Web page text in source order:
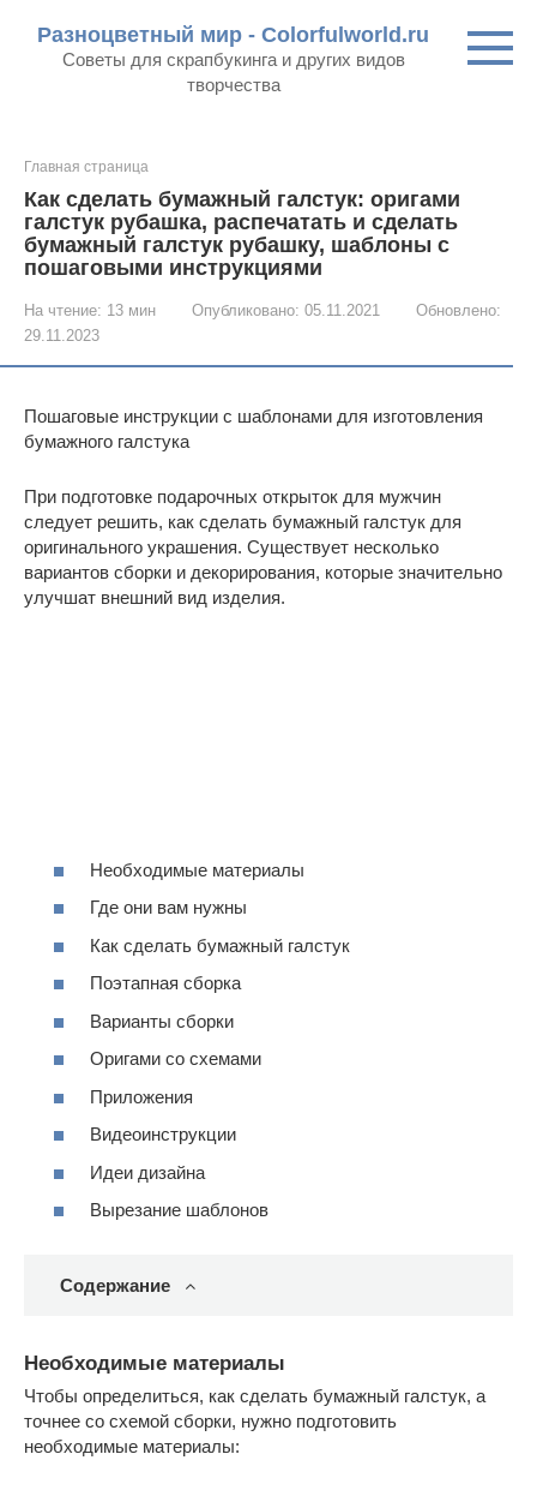
контенту
Разноцветный мир - Colorfulworld.ru
Советы для скрапбукинга и других видов
творчества
Главная страница
Как сделать бумажный галстук: оригами
галстук рубашка, распечатать и сделать
бумажный галстук рубашку, шаблоны с
пошаговыми инструкциями
На чтение: 13 мин Опубликовано: 05.11.2021
Обновлено:
29.11.2023
Пошаговые инструкции с шаблонами для изготовления
бумажного галстука
При подготовке подарочных открыток для мужчин
следует решить, как сделать бумажный галстук для
оригинального украшения. Существует несколько
вариантов сборки и декорирования, которые значительно
улучшат внешний вид изделия.
Необходимые материалы
Где они вам нужны
Как сделать бумажный галстук
Поэтапная сборка
Варианты сборки
Оригами со схемами
Приложения
Видеоинструкции
Идеи дизайна
Вырезание шаблонов
Содержание
Необходимые материалы
Чтобы определиться, как сделать бумажный галстук, а
точнее со схемой сборки, нужно подготовить
необходимые материалы: